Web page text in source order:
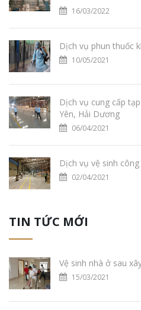
16/03/2022
Dịch vụ phun thuốc
10/05/2021
Dịch vụ cung cấp
Yên, Hải Dương
06/04/2021
Dịch vụ vệ sinh
02/04/2021
TIN TỨC MỚI
Vệ sinh nhà ở sau
15/03/2021